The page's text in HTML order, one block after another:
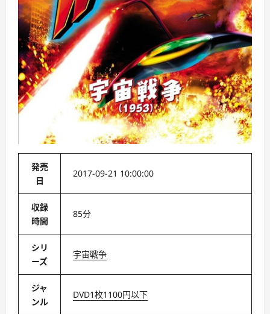
発売
日
2017-09-21 10:00:00
収録
時間
85分
シリ
ーズ
宇宙戦争
ジャ
ンル
DVD1枚1100円以下